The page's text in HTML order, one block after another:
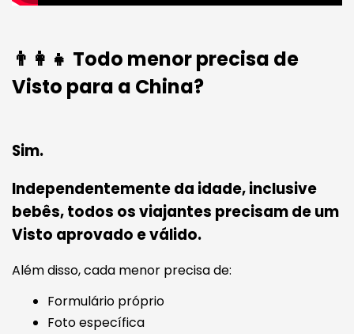
👨‍👩‍👧 Todo menor precisa de
Visto para a China?
Sim.
Independentemente da idade, inclusive
bebês, todos os viajantes precisam de um
Visto aprovado e válido.
Além disso, cada menor precisa de:
Formulário próprio
Foto específica